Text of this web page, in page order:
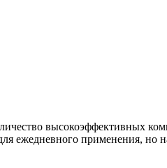
высокоэффективных
ежедневного применения, но